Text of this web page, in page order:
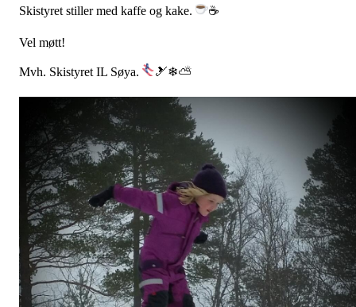
Skistyret stiller med kaffe og kake. ☕
Vel møtt!
Mvh. Skistyret IL Søya. 🎿❄⛅